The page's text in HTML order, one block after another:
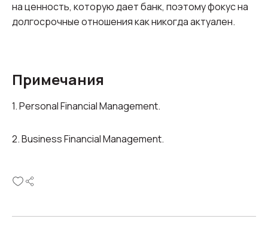
на ценность, которую дает банк, поэтому фокус на
долгосрочные отношения как никогда актуален.
Примечания
1. Personal Financial Management.
2. Business Financial Management.